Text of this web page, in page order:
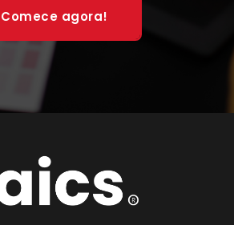
Comece agora!